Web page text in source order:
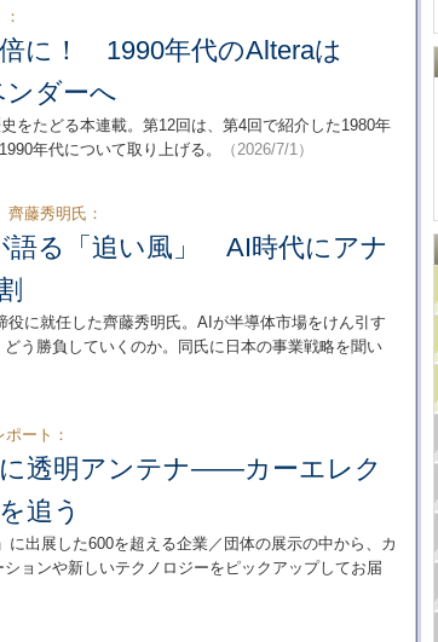
に！ 1990年代のAlteraは
ンダーへ
をたどる本連載。第12回は、第4回で紹介した1980年
年代について取り上げる。
（2026/7/1）
藤秀明氏：
語る「追い風」 AI時代にアナ
に就任した齊藤秀明氏。AIが半導体市場をけん引す
う勝負していくのか。同氏に日本の事業戦略を聞い
ート：
透明アンテナ――カーエレク
追う
に出展した600を超える企業／団体の展示の中から、カ
ョンや新しいテクノロジーをピックアップしてお届